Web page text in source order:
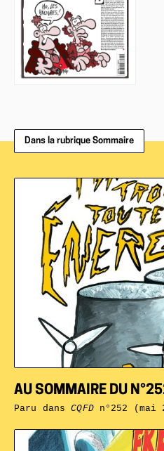
Dans la rubrique Sommaire
AU SOMMAIRE DU
Paru dansCQFDn°252 (mai